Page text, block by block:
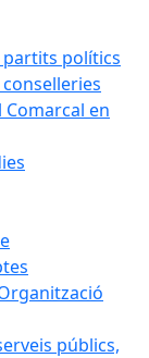
partits polítics
Comarcal en
públics,